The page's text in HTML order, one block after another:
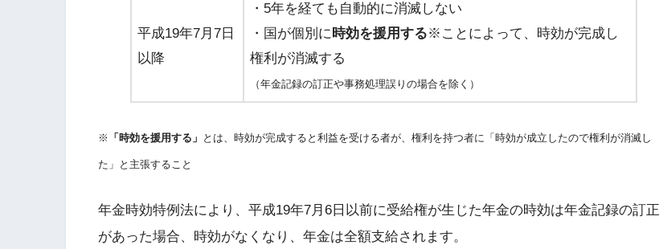
平成19年7月7日
以降
・5年を経ても自動的に消滅しない
・国が個別に時効を援用する※ことによって、時効が完成し
権利が消滅する
（年金記録の訂正や事務処理誤りの場合を除く）
※ 「時効を援用する」 とは、時効が完成すると利益を受ける者が、権利を持つ者に「時効が成立したので権利が消滅し
た」と主張すること
年金時効特例法により、平成19年7月6日以前に受給権が生じた年金の時効は年金記録の訂正
があった場合、時効がなくなり、年金は全額支給されます。